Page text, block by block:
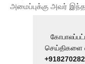
அமைப்புக்கு அவர்
செய்திகளை